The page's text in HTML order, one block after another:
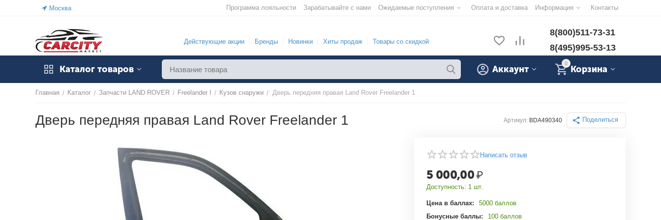
Москва Программа лояльности Зарабатывайте с нами Ожидаемые поступления Оплата и доставка Информация Контакты
Действующие акции Бренды Новинки Хиты продаж Товары со скидкой
8(800)511-73-31
8(495)995-53-13
Каталог товаров
0
Корзина
Аккаунт
Главная / Каталог / Запчасти LAND ROVER / Freelander I / Кузов снаружи / Дверь передняя правая Land Rover Freelander 1
Дверь передняя правая Land Rover Freelander 1 Артикул: BDA490340 Поделиться
Написать отзыв
5 000,00₽
Доступность: 1 шт.
Цена в баллах:
5000 баллов
Бонусные баллы:
100 баллов